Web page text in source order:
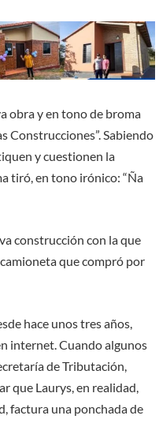
obra y en tono de broma
Construcciones”. Sabiendo
y cuestionen la
tiró, en tono irónico: “Ña
construcción con la que
que compró por
hace unos tres años,
internet. Cuando algunos
de Tributación,
que Laurys, en realidad,
factura una ponchada de